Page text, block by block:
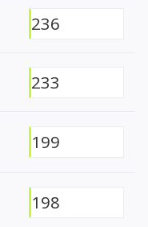
236
233
199
198